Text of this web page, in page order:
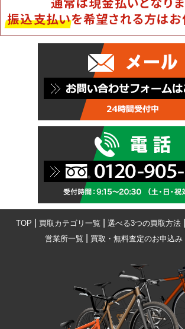
TOP 買取カテゴリ一覧 選べる3つの買取方法|
営業所一覧
買取・無料査定のお申込み|